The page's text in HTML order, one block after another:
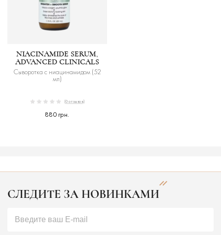
NIACINAMIDE SERUM,
ADVANCED CLINICALS
Сыворотка с ниацинамидом (52
мл)
(0 отзывов)
880 грн.
СЛЕДИТЕ ЗА НОВИНКАМИ